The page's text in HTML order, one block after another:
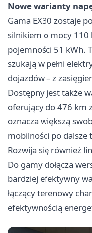
Nowe warianty
Gama EX30 zostaje
silnikiem o mocy 110
pojemności 51 kWh.
szukają w pełni
dojazdów – z
Dostępny jest także
oferujący do 476 km
oznacza większą
mobilności po dalsze
Rozwija się również
Do gamy dołącza
bardziej efektywny
łączący terenowy
efektywnością